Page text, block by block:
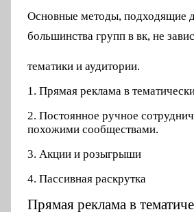
Основные методы, подходящие
большинства групп в вк, не
тематики и аудитории.
1. Прямая реклама в
2. Постоянное ручное
похожими сообществами.
3. Акции и розыгрыши
4. Пассивная раскрутка
Прямая реклама в